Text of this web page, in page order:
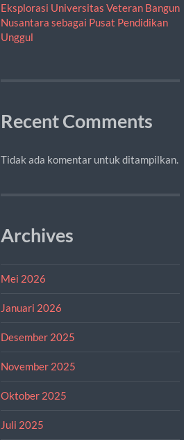
Eksplorasi Universitas Veteran Bangun
Nusantara sebagai Pusat Pendidikan
Unggul
Recent Comments
Tidak ada komentar untuk ditampilkan.
Archives
Mei 2026
Januari 2026
Desember 2025
November 2025
Oktober 2025
Juli 2025